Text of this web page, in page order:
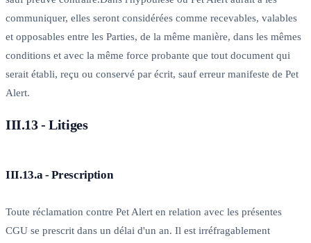
communiquer, elles seront considérées comme recevables, valables
et opposables entre les Parties, de la même manière, dans les mêmes
conditions et avec la même force probante que tout document qui
serait établi, reçu ou conservé par écrit, sauf erreur manifeste de Pet
Alert.
III.13 - Litiges
III.13.a - Prescription
Toute réclamation contre Pet Alert en relation avec les présentes
CGU se prescrit dans un délai d'un an. Il est irréfragablement